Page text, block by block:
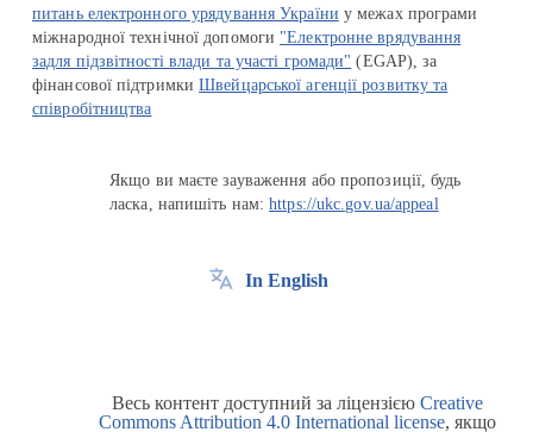
питань електронного урядування України у межах програми
міжнародної технічної допомоги "Електронне врядування
задля підзвітності влади та участі громади" (EGAP), за
фінансової підтримкиШвейцарської агенції розвитку та
співробітництва
Якщо ви маєте зауваження або пропозиції, будь
ласка, напишіть нам:https://ukc.gov.ua/appeal
In English
Весь контент доступний за ліцензією Creative
Commons Attribution 4.0 International license, якщо